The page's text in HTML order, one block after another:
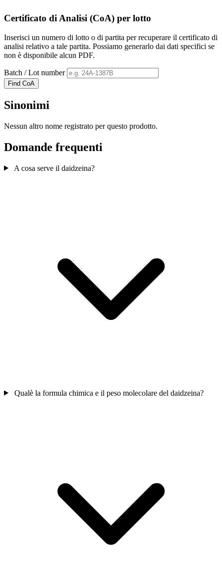
Certificato di Analisi (CoA) per lotto
Inserisci un numero di lotto o di partita per recuperare il certificato di
analisi relativo a tale partita. Possiamo generarlo dai dati specifici se
non è disponibile alcun PDF.
Batch / Lot number
Find CoA
Sinonimi
Nessun altro nome registrato per questo prodotto.
Domande frequenti
A cosa serve il daidzeina?
Qualè la formula chimica e il peso molecolare del daidzeina?